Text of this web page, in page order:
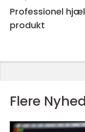
Professionel
produkt
Flere